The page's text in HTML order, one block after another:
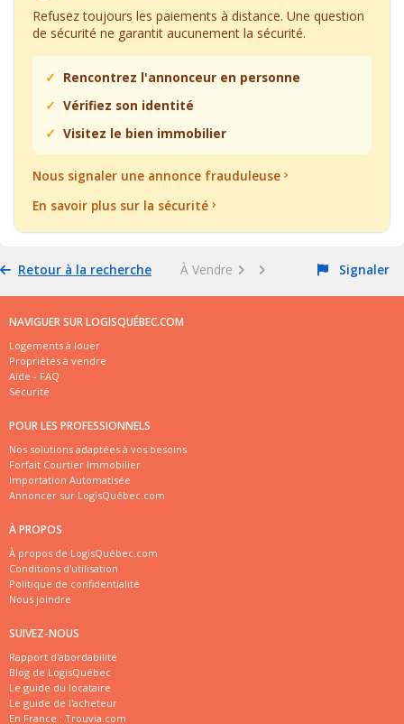
Refusez toujours les paiements à distance. Une question
de sécurité ne garantit aucunement la sécurité.
Rencontrez l'annonceur en personne
Vérifiez son identité
Visitez le bien immobilier
Nous signaler une annonce frauduleuse
En savoir plus sur la sécurité
Retour à la recherche À Vendre Signaler
NAVIGUER SUR LOGISQUÉBEC.COM
Logements à louer
Propriétés à vendre
Aide - FAQ
Sécurité
POUR LES PROFESSIONNELS
Nos solutions adaptées à vos besoins
Forfait Courtier Immobilier
Importation Automatisée
Annoncer sur LogisQuébec.com
À PROPOS
À propos de LogisQuébec.com
Conditions d'utilisation
Politique de confidentialité
Nous joindre
SUIVEZ-NOUS
Rapport d'abordabilité
Blog de LogisQuébec
Le guide du locataire
Le guide de l'acheteur
En France : Trouvia.com